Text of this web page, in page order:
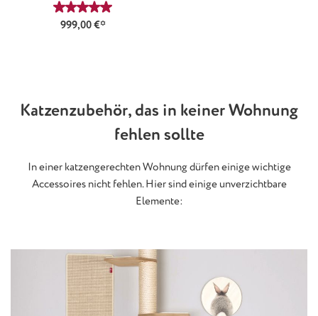
Durchschnittliche Bewertung von 5 von 5 Sternen
999,00 €*
Katzenzubehör, das in keiner Wohnung
fehlen sollte
In einer katzengerechten Wohnung dürfen einige wichtige
Accessoires nicht fehlen. Hier sind einige unverzichtbare
Elemente: